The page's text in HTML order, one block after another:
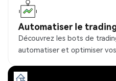
Automatiser le
Découvrez les bots de
automatiser et optimiser